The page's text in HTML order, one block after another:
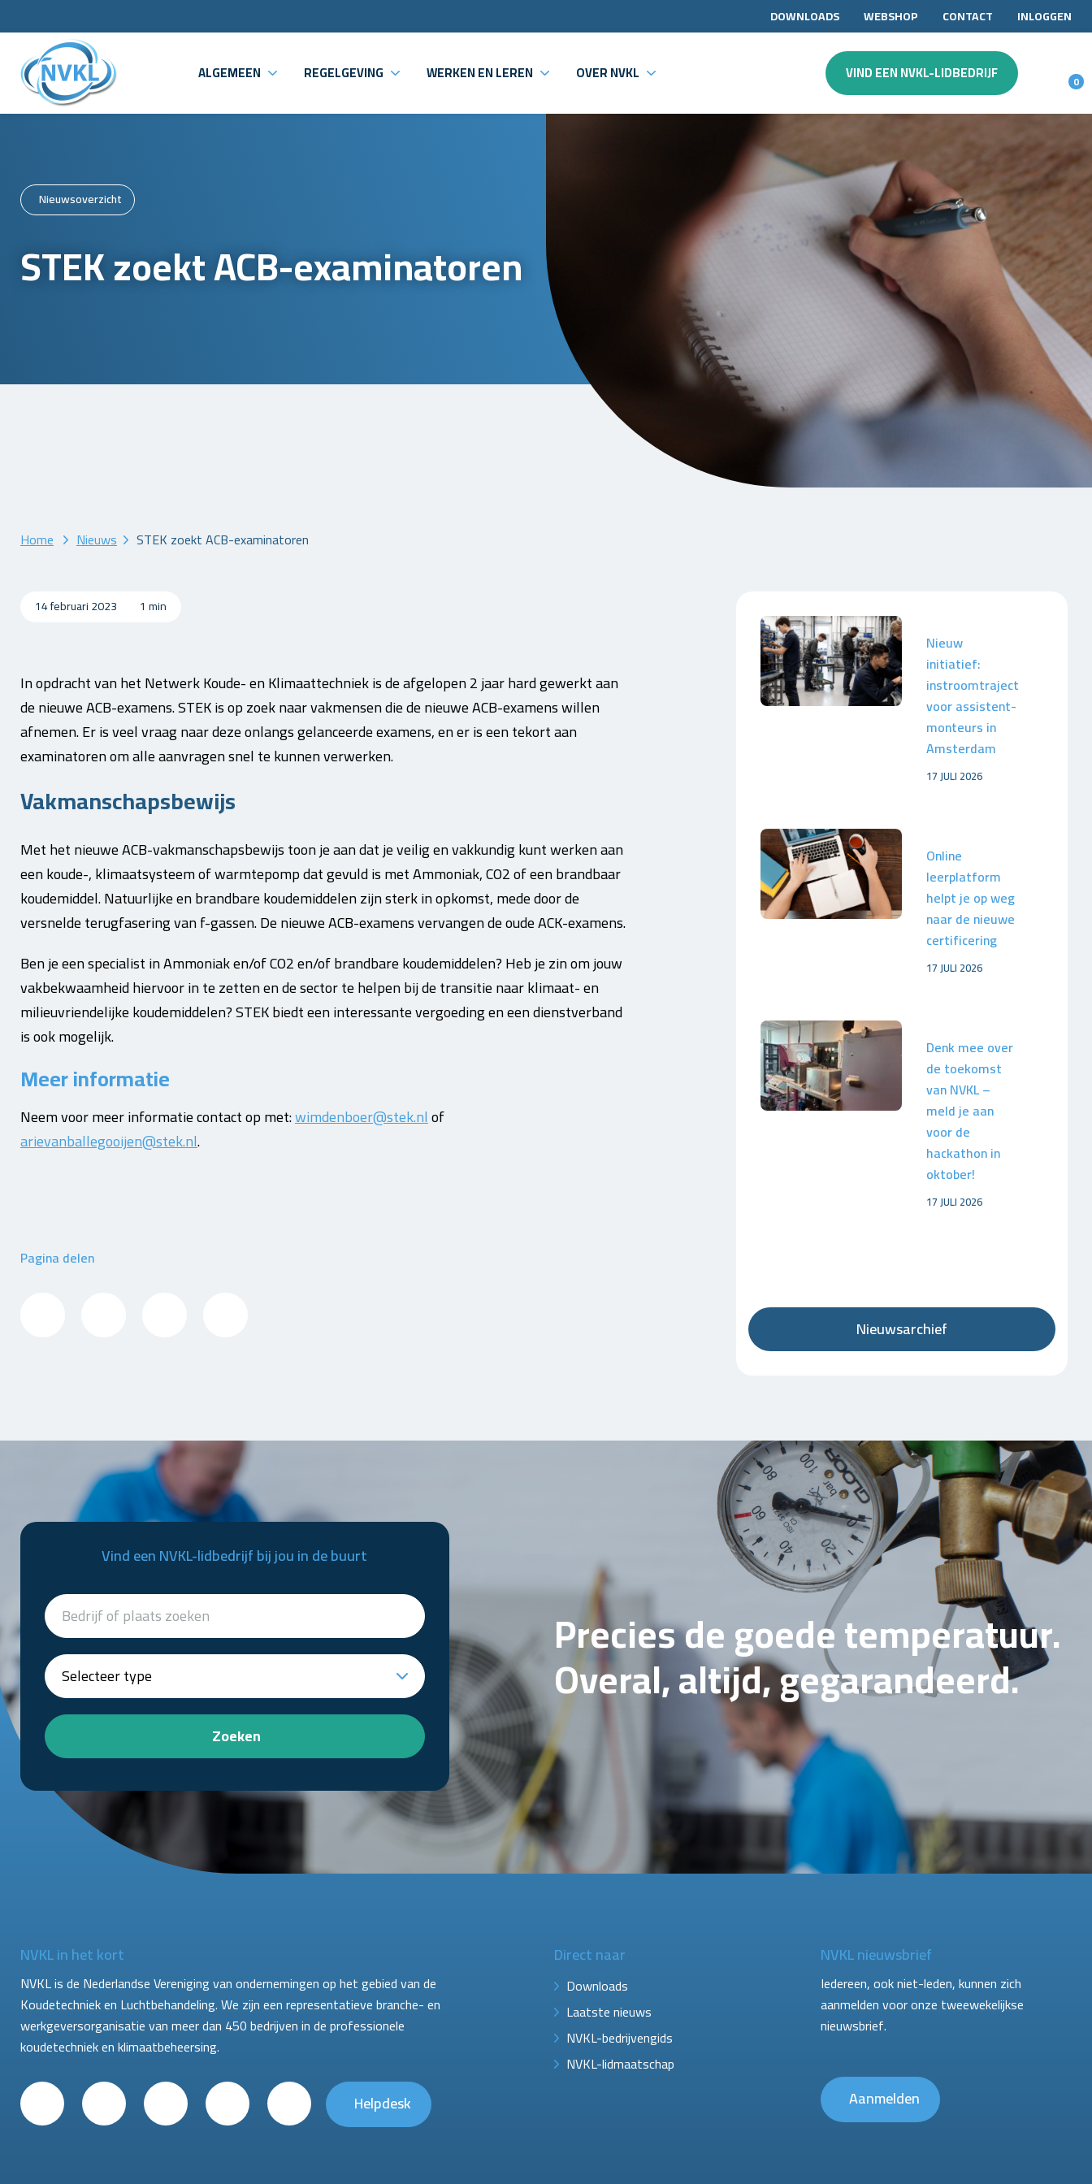
DOWNLOADS WEBSHOP CONTACT INLOGGEN
ALGEMEEN REGELGEVING WERKEN EN LEREN OVER NVKL VIND EEN NVKL-LIDBEDRIJF 0
Nieuwsoverzicht
STEK zoekt ACB-examinatoren
Home Nieuws STEK zoekt ACB-examinatoren
14 februari 2023 1 min
In opdracht van het Netwerk Koude- en Klimaattechniek is de afgelopen 2 jaar hard gewerkt aan
de nieuwe ACB-examens. STEK is op zoek naar vakmensen die de nieuwe ACB-examens willen
afnemen. Er is veel vraag naar deze onlangs gelanceerde examens, en er is een tekort aan
examinatoren om alle aanvragen snel te kunnen verwerken.
Vakmanschapsbewijs
Met het nieuwe ACB-vakmanschapsbewijs toon je aan dat je veilig en vakkundig kunt werken aan
een koude-, klimaatsysteem of warmtepomp dat gevuld is met Ammoniak, CO2 of een brandbaar
koudemiddel. Natuurlijke en brandbare koudemiddelen zijn sterk in opkomst, mede door de
versnelde terugfasering van f-gassen. De nieuwe ACB-examens vervangen de oude ACK-examens.
Ben je een specialist in Ammoniak en/of CO2 en/of brandbare koudemiddelen? Heb je zin om jouw
vakbekwaamheid hiervoor in te zetten en de sector te helpen bij de transitie naar klimaat- en
milieuvriendelijke koudemiddelen? STEK biedt een interessante vergoeding en een dienstverband
is ook mogelijk.
Meer informatie
Neem voor meer informatie contact op met:wimdenboer@stek.nlof
arievanballegooijen@stek.nl.
Pagina delen
Nieuw
initiatief:
instroomtraject
voor assistent-
monteurs in
Amsterdam
17 JULI 2026
Online
leerplatform
helpt je op weg
naar de nieuwe
certificering
17 JULI 2026
Denk mee over
de toekomst
van NVKL –
meld je aan
voor de
hackathon in
oktober!
17 JULI 2026
Nieuwsarchief
Vind een NVKL-lidbedrijf bij jou in de buurt
Zoeken
Precies de goede temperatuur.
Overal, altijd, gegarandeerd.
NVKL in het kort
NVKL is de Nederlandse Vereniging van ondernemingen op het gebied van de
Koudetechniek en Luchtbehandeling. We zijn een representatieve branche- en
werkgeversorganisatie van meer dan 450 bedrijven in de professionele
koudetechniek en klimaatbeheersing.
Helpdesk
Direct naar
Downloads
Laatste nieuws
NVKL-bedrijvengids
NVKL-lidmaatschap
NVKL nieuwsbrief
Iedereen, ook niet-leden, kunnen zich
aanmelden voor onze tweewekelijkse
nieuwsbrief.
Aanmelden